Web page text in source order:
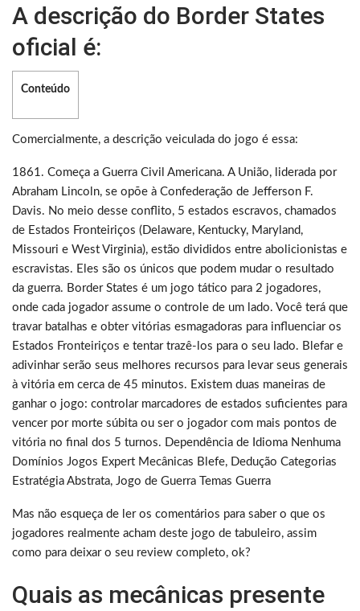
A descrição do Border States
oficial é:
Conteúdo
Comercialmente, a descrição veiculada do jogo é essa:
1861. Começa a Guerra Civil Americana. A União, liderada por
Abraham Lincoln, se opõe à Confederação de Jefferson F.
Davis. No meio desse conflito, 5 estados escravos, chamados
de Estados Fronteiriços (Delaware, Kentucky, Maryland,
Missouri e West Virginia), estão divididos entre abolicionistas e
escravistas. Eles são os únicos que podem mudar o resultado
da guerra. Border States é um jogo tático para 2 jogadores,
onde cada jogador assume o controle de um lado. Você terá que
travar batalhas e obter vitórias esmagadoras para influenciar os
Estados Fronteiriços e tentar trazê-los para o seu lado. Blefar e
adivinhar serão seus melhores recursos para levar seus generais
à vitória em cerca de 45 minutos. Existem duas maneiras de
ganhar o jogo: controlar marcadores de estados suficientes para
vencer por morte súbita ou ser o jogador com mais pontos de
vitória no final dos 5 turnos. Dependência de Idioma Nenhuma
Domínios Jogos Expert Mecânicas Blefe, Dedução Categorias
Estratégia Abstrata, Jogo de Guerra Temas Guerra
Mas não esqueça de ler os comentários para saber o que os
jogadores realmente acham deste jogo de tabuleiro, assim
como para deixar o seu review completo, ok?
Quais as mecânicas presente